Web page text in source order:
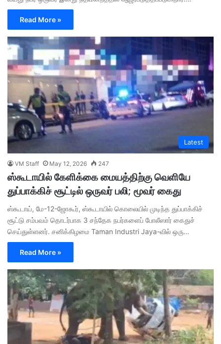
Read More »
Latest
VM Staff May 12, 2026 247
ஸ்கூடாயில் கேளிக்கை மையத்திற்கு வெளியே
துப்பாக்கிச் சூட்டில் ஒருவர் பலி; மூவர் கைது
ஸ்கூடாய், மே-12-ஜோகூர், ஸ்கூடாயில் கொலையில் முடிந்த துப்பாக்கிச்
சூட்டு சம்பவம் தொடர்பாக 3 சந்தேக நபர்களைப் போலீஸார் கைதுச்
செய்துள்ளனர். ச​னிக்கிழமை Taman Industri Jaya-வில் ஒரு…
Read More »